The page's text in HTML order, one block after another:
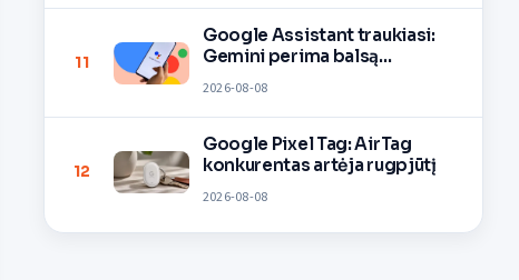
11
Google Assistant traukiasi:
Gemini perima balsą
2026-08-08
12
Google Pixel Tag: AirTag
konkurentas artėja rugpjūtį
2026-08-08